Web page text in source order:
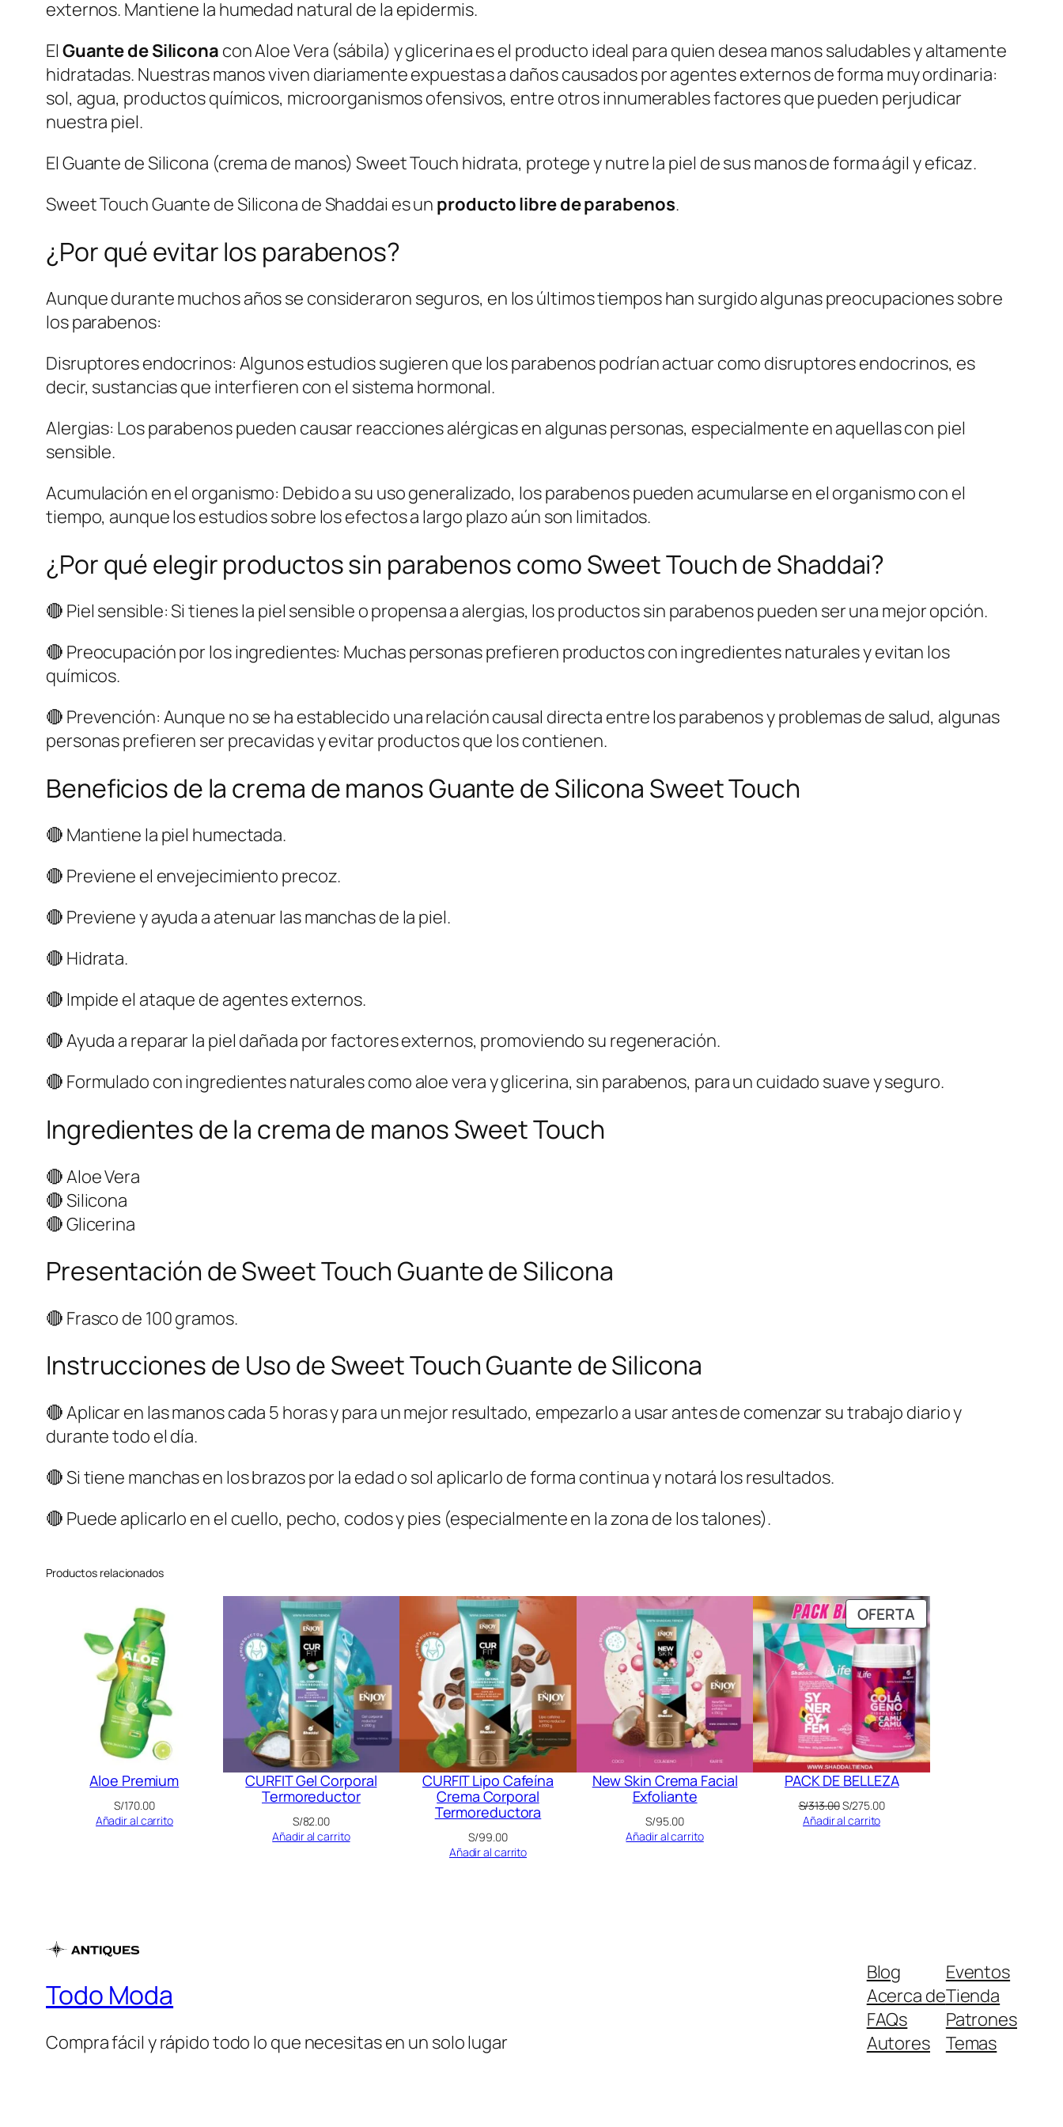
e
e
S
i
i
o
r
a
d
e
M
n
o
s
c
a
n
i
d
externos. Mantiene la humedad natural de la epidermis.
El Guante de Silicona con Aloe Vera (sábila) y glicerina es el producto ideal para quien desea manos saludables y altamente
hidratadas. Nuestras manos viven diariamente expuestas a daños causados por agentes externos de forma muy ordinaria:
sol, agua, productos químicos, microorganismos ofensivos, entre otros innumerables factores que pueden perjudicar
nuestra piel.
El Guante de Silicona (crema de manos) Sweet Touch hidrata, protege y nutre la piel de sus manos de forma ágil y eficaz.
Sweet Touch Guante de Silicona de Shaddai es un producto libre de parabenos.
¿Por qué evitar los parabenos?
Aunque durante muchos años se consideraron seguros, en los últimos tiempos han surgido algunas preocupaciones sobre
los parabenos:
Disruptores endocrinos: Algunos estudios sugieren que los parabenos podrían actuar como disruptores endocrinos, es
decir, sustancias que interfieren con el sistema hormonal.
Alergias: Los parabenos pueden causar reacciones alérgicas en algunas personas, especialmente en aquellas con piel
sensible.
Acumulación en el organismo: Debido a su uso generalizado, los parabenos pueden acumularse en el organismo con el
tiempo, aunque los estudios sobre los efectos a largo plazo aún son limitados.
¿Por qué elegir productos sin parabenos como Sweet Touch de Shaddai?
🔴 Piel sensible: Si tienes la piel sensible o propensa a alergias, los productos sin parabenos pueden ser una mejor opción.
🔴 Preocupación por los ingredientes: Muchas personas prefieren productos con ingredientes naturales y evitan los
químicos.
🔴 Prevención: Aunque no se ha establecido una relación causal directa entre los parabenos y problemas de salud, algunas
personas prefieren ser precavidas y evitar productos que los contienen.
Beneficios de la crema de manos Guante de Silicona Sweet Touch
🔴 Mantiene la piel humectada.
🔴 Previene el envejecimiento precoz.
🔴 Previene y ayuda a atenuar las manchas de la piel.
🔴 Hidrata.
🔴 Impide el ataque de agentes externos.
🔴 Ayuda a reparar la piel dañada por factores externos, promoviendo su regeneración.
🔴 Formulado con ingredientes naturales como aloe vera y glicerina, sin parabenos, para un cuidado suave y seguro.
Ingredientes de la crema de manos Sweet Touch
🔴 Aloe Vera
🔴 Silicona
🔴 Glicerina
Presentación de Sweet Touch Guante de Silicona
🔴 Frasco de 100 gramos.
Instrucciones de Uso de Sweet Touch Guante de Silicona
🔴 Aplicar en las manos cada 5 horas y para un mejor resultado, empezarlo a usar antes de comenzar su trabajo diario y
durante todo el día.
🔴 Si tiene manchas en los brazos por la edad o sol aplicarlo de forma continua y notará los resultados.
🔴 Puede aplicarlo en el cuello, pecho, codos y pies (especialmente en la zona de los talones).
Productos relacionados
Aloe Premium
S/170.00
Añadir al carrito
CURFIT Gel Corporal
Termoreductor
S/82.00
Añadir al carrito
CURFIT Lipo Cafeína
Crema Corporal
Termoreductora
S/99.00
Añadir al carrito
New Skin Crema Facial
Exfoliante
S/95.00
Añadir al carrito
OFERTAPRODUCTO
EN
OFERTA
PACK DE BELLEZA
S/313.00El
precio
S/275.00El
Añadir al carrito
Todo Moda
Compra fácil y rápido todo lo que necesitas en un solo lugar
Blog
Acerca de
FAQs
Autores
Eventos
Tienda
Patrones
Temas